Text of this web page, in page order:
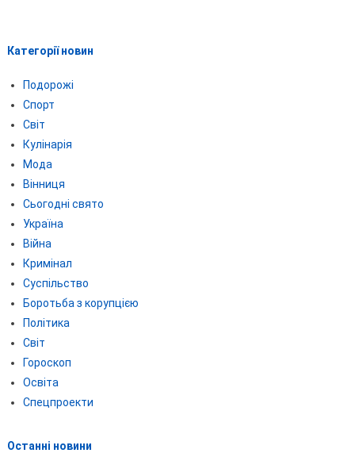
Категорії новин
Подорожі
Спорт
Світ
Кулінарія
Мода
Вінниця
Сьогодні свято
Україна
Війна
Кримінал
Суспільство
Боротьба з корупцією
Політика
Світ
Гороскоп
Освіта
Спецпроекти
Останні новини